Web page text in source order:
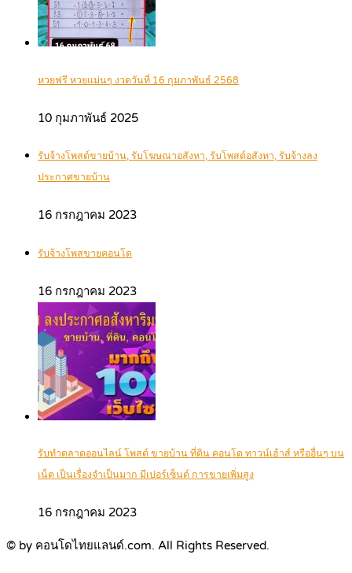
หวยฟรี หวยแม่นๆ งวดวันที่ 16 กุมภาพันธ์ 2568
10 กุมภาพันธ์ 2025
รับจ้างโพสต์ขายบ้าน, รับโฆษณาอสังหา, รับโพสต์อสังหา, รับจ้างลง
ประกาศขายบ้าน
16 กรกฎาคม 2023
รับจ้างโพสขายคอนโด
16 กรกฎาคม 2023
รับทำตลาดออนไลน์ โพสต์ ขายบ้าน ที่ดิน คอนโด ทาวน์เฮ้าส์ หรืออื่นๆ บน
เน็ต เป็นเรื่องจำเป็นมาก มีเปอร์เซ็นต์ การขายเพิ่มสูง
16 กรกฎาคม 2023
© by คอนโดไทยแลนด์.com. All Rights Reserved.